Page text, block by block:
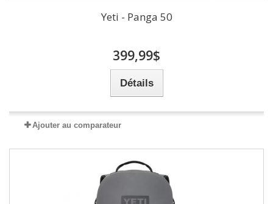
Yeti - Panga 50
399,99$
Détails
Ajouter au comparateur